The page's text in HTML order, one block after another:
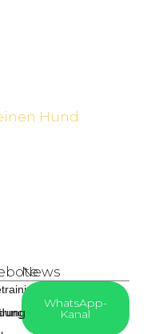
Hund
News
WhatsApp-
Kanal